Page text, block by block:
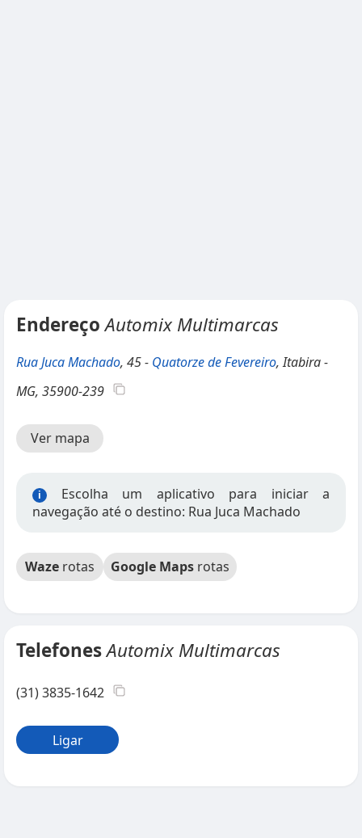
EndereçoAutomix Multimarcas
Rua Juca Machado, 45 - Quatorze de Fevereiro, Itabira -
MG, 35900-239
Ver mapa
i
Escolha um aplicativo para iniciar a
navegação até o destino: Rua Juca Machado
Waze rotas Google Maps rotas
TelefonesAutomix Multimarcas
(31) 3835-1642
Ligar